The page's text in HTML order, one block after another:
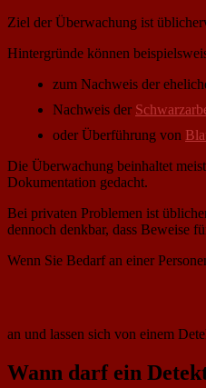
Ziel der Überwachung ist
Hintergründe können
zum Nachweis der
Nachweis der
oder Überführung von
Die Überwachung beinhaltet
Dokumentation gedacht.
Bei privaten Problemen ist
dennoch denkbar, dass Beweise
Wenn Sie Bedarf an einer
an und lassen sich von einem
Wann darf ein